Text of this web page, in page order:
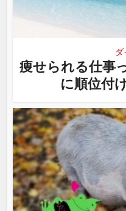
ダ
痩せられる仕事
に順位付